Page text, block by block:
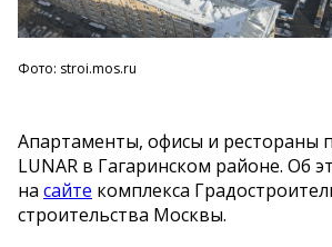
Фото: stroi.mos.ru
Апартаменты, офисы и рестораны
LUNAR в Гагаринском районе. Об
на сайте комплекса
строительства Москвы.